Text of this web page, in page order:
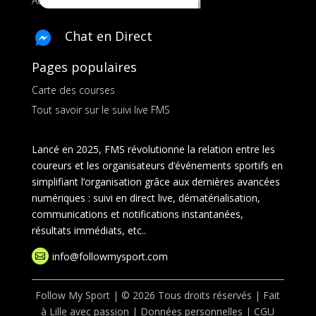
Chat en Direct
Pages populaires
Carte des courses
Tout savoir sur le suivi live FMS
Lancé en 2025, FMS révolutionne la relation entre les
coureurs et les organisateurs d’événements sportifs en
simplifiant l’organisation grâce aux dernières avancées
numériques : suivi en direct live, dématérialisation,
communications et notifications instantanées,
résultats immédiats, etc..
 info@followmysport.com
Follow My Sport | © 2026 Tous droits réservés | Fait
à Lille avec passion | Données personnelles |CGU